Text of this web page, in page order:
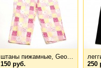
штаны пижамные, Geo…
150 руб.
250